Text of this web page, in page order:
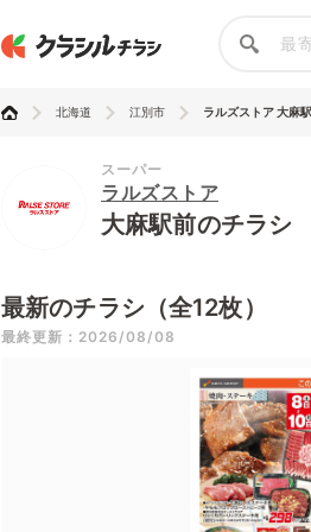
北海道 江別市 ラルズストア 大麻
スーパー
ラルズストア
大麻駅前のチラシ
最新のチラシ（全12枚）
最終更新：2026/08/08